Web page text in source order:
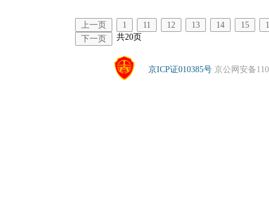
上一页 1 11 12 13 14 15
下一页
共20页
京ICP证010385号 京公网安备